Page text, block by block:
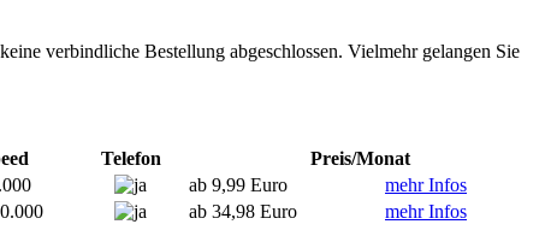
verbindliche Bestellung abgeschlossen. Vielmehr gelangen Sie
Telefon Preis/Monat
ab 9,99 Euro
mehr Infos
ab 34,98 Euro mehr Infos